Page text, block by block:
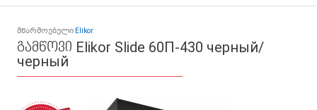
მწარმოებელი Elikor
გამწოვი Elikor Slide 60П-430 черный/
черный